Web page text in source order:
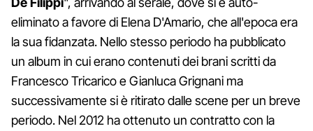
eliminato a favore di Elena D'Amario, che all'epoca era
la sua fidanzata. Nello stesso periodo ha pubblicato
un album in cui erano contenuti dei brani scritti da
Francesco Tricarico e Gianluca Grignani ma
successivamente si è ritirato dalle scene per un breve
periodo. Nel 2012 ha ottenuto un contratto con la